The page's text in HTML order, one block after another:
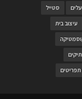
סטייל
עיצוב בית
תיקים
תפריטים